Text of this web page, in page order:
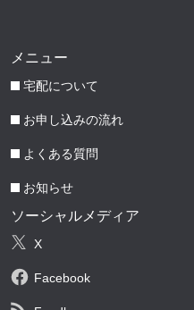
メニュー
宅配について
お申し込みの流れ
よくある質問
お知らせ
ソーシャルメディア
X
Facebook